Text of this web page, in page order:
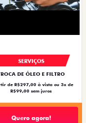
SERVIÇOS
DE ÓLEO E FILTRO
de R$297,00 à vista ou 3x de
R$99,00 sem juros
Quero agora!